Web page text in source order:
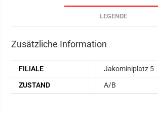
LEGENDE
Zusätzliche Information
FILIALE
Jakominiplatz 5
ZUSTAND
A/B